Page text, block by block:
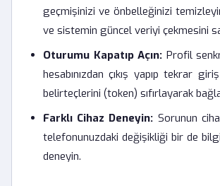
geçmişinizi ve önbelleğinizi
ve sistemin güncel veriyi çekmesini
Oturumu Kapatıp Açın: Profil
hesabınızdan çıkış yapıp tekrar
belirteçlerini (token) sıfırlayarak
Farklı Cihaz Deneyin: Sorunun
telefonunuzdaki değişikliği bir de
deneyin.